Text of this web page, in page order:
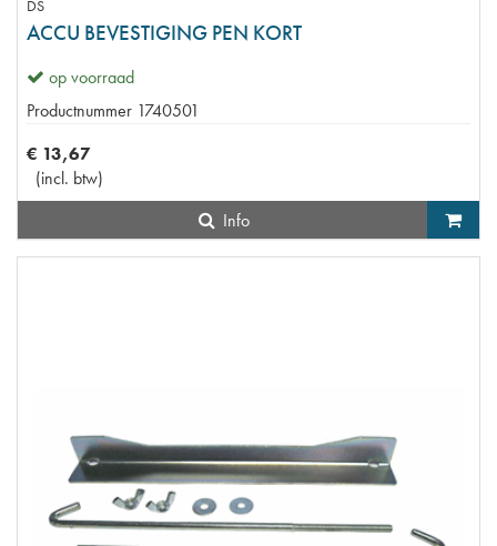
DS
ACCU BEVESTIGING PEN KORT
op voorraad
Productnummer 1740501
€ 13,67
(incl. btw)
Info